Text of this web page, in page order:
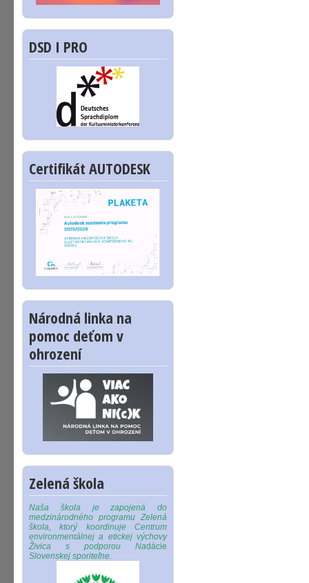
DSD I PRO
Certifikát AUTODESK
Národná linka na
pomoc deťom v
ohrození
Zelená škola
Naša škola je zapojená do
medzinárodného programu Zelená
škola, ktorý koordinuje Centrum
environmentálnej a etickej výchovy
Živica s podporou Nadácie
Slovenskej sporiteľne.